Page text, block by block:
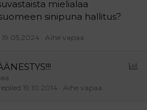
mielialaa
sinipuna hallitus?
Aihe vapaa
19.05.2024
Aihe vapaa
19.10.2014